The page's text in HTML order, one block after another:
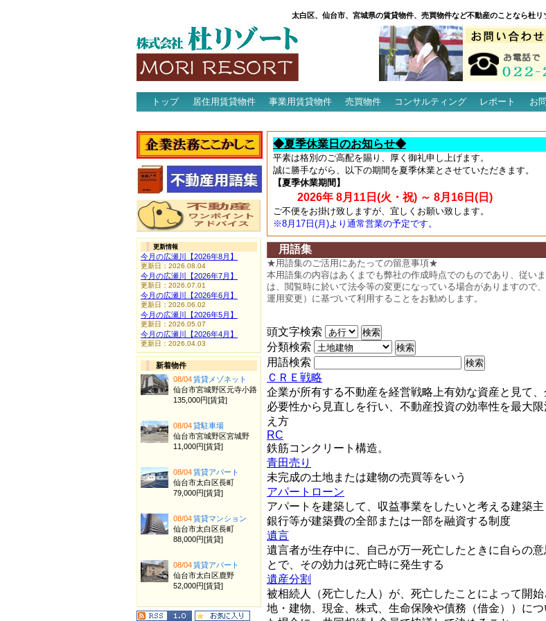
太白区、仙台市、宮城県の賃貸物件、売買物件など不動産のことなら杜
トップ 居住用賃貸物件 事業用賃貸物件 売買物件 コンサルティング レポート お
◆夏季休業日のお知らせ◆
平素は格別のご高配を賜り、厚く御礼申し上げます。
誠に勝手ながら、以下の期間を夏季休業とさせていただきます。
【夏季休業期間】
2026年 8月11日(火・祝) ～ 8月16日(日)
ご不便をお掛け致しますが、宜しくお願い致します。
※8月17日(月)より通常営業の予定です。
用語集
★用語集のご活用にあたっての留意事項★
本用語集の内容はあくまでも弊社の作成時点でのものであり、従い
は、閲覧時に於いて法令等の変更になっている場合がありますので
運用変更）に基づいて利用することをお勧めします。
頭文字検索
分類検索
用語検索
ＣＲＥ戦略
企業が所有する不動産を経営戦略上有効な資産と見て
必要性から見直しを行い、不動産投資の効率性を最大
え方
RC
鉄筋コンクリート構造。
青田売り
未完成の土地または建物の売買等をいう
アパートローン
アパートを建築して、収益事業をしたいと考える建築主
銀行等が建築費の全部または一部を融資する制度
遺言
遺言者が生存中に、自己が万一死亡したときに自らの
とで、その効力は死亡時に発生する
遺産分割
被相続人（死亡した人）が、死亡したことによって開
地・建物、現金、株式、生命保険や債務（借金））に
更新情報
今月の広瀬川【2026年8月】
更新日：2026.08.04
今月の広瀬川【2026年7月】
更新日：2026.07.01
今月の広瀬川【2026年6月】
更新日：2026.06.02
今月の広瀬川【2026年5月】
更新日：2026.05.07
今月の広瀬川【2026年4月】
更新日：2026.04.03
新着物件
08/04賃貸メゾネット
仙台市宮城野区元寺小路
135,000円[賃貸]
08/04貸駐車場
仙台市宮城野区宮城野
11,000円[賃貸]
08/04賃貸アパート
仙台市太白区長町
79,000円[賃貸]
08/04賃貸マンション
仙台市太白区長町
88,000円[賃貸]
08/04賃貸アパート
仙台市太白区鹿野
52,000円[賃貸]